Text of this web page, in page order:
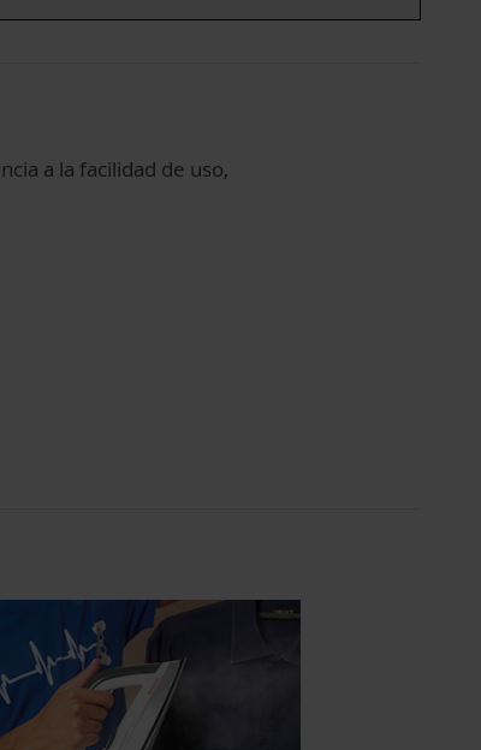
a la facilidad de uso,